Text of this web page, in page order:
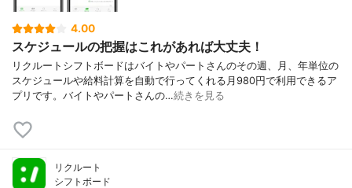
4.00
スケジュールの把握はこれがあれば大丈夫！
リクルートシフトボードはバイトやパートさんのその週、月、年単位の
スケジュールや給料計算を自動で行ってくれる月980円で利用できるア
プリです。バイトやパートさんの…続きを見る
リクルート
シフトボード